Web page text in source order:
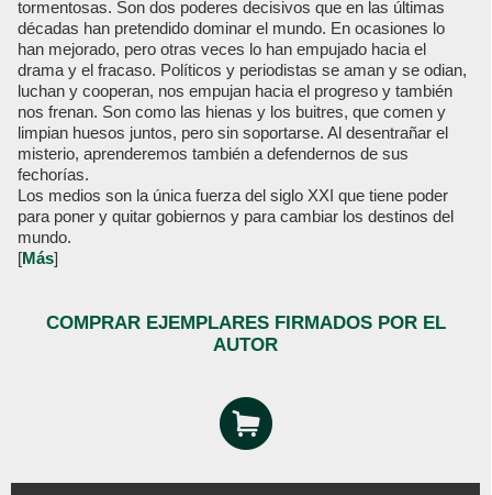
tormentosas. Son dos poderes decisivos que en las últimas
décadas han pretendido dominar el mundo. En ocasiones lo
han mejorado, pero otras veces lo han empujado hacia el
drama y el fracaso. Políticos y periodistas se aman y se odian,
luchan y cooperan, nos empujan hacia el progreso y también
nos frenan. Son como las hienas y los buitres, que comen y
limpian huesos juntos, pero sin soportarse. Al desentrañar el
misterio, aprenderemos también a defendernos de sus
fechorías.
Los medios son la única fuerza del siglo XXI que tiene poder
para poner y quitar gobiernos y para cambiar los destinos del
mundo.
[Más]
COMPRAR EJEMPLARES FIRMADOS POR EL
AUTOR